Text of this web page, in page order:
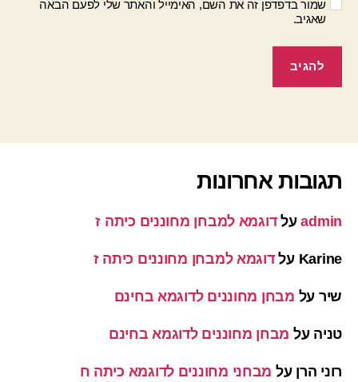
שמור בדפדפן זה את השם, האימייל והאתר שלי לפעם הבאה
שאגיב.
תגובות אחרונות
adminעלדוגמא למבחן מחוננים כיתה ז
Karine עלדוגמא למבחן מחוננים כיתה ז
שיר על מבחן מחוננים לדוגמא בחינם
טניה על מבחן מחוננים לדוגמא בחינם
רוני הרן על מבחני מחוננים לדוגמא כיתה ח